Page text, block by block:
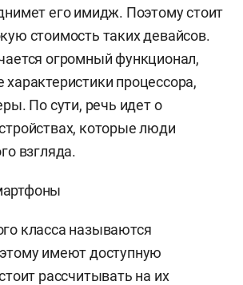
его имидж. Поэтому стоит
стоимость таких девайсов.
огромный функционал,
процессора,
По сути, речь идет о
которые люди
взгляда.
класса называются
имеют доступную
рассчитывать на их